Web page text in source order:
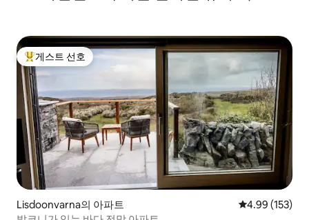
상위 게스트 선호
게스트 선호
Lisdoonvarna의 아파트 평점 4.99점(5
4.99 (153)